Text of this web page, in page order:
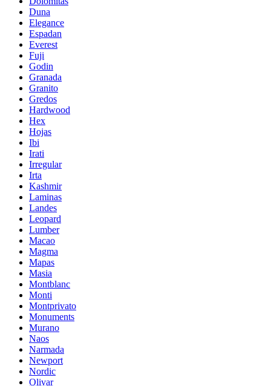
Duna
Elegance
Espadan
Everest
Fuji
Godin
Granada
Granito
Gredos
Hardwood
Hex
Hojas
Ibi
Irati
Irregular
Irta
Kashmir
Laminas
Landes
Leopard
Lumber
Macao
Magma
Mapas
Masia
Montblanc
Monti
Montprivato
Monuments
Murano
Naos
Narmada
Newport
Nordic
Olivar